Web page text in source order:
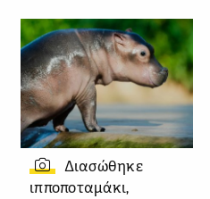
Διασώθηκε
ιπποποταμάκι,